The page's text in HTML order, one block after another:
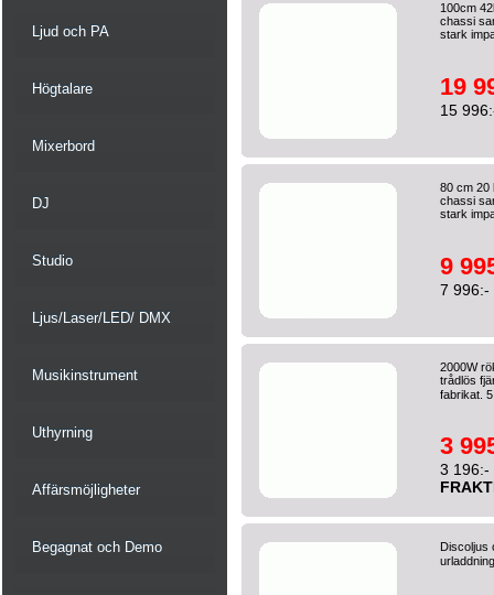
Ljud och PA
Högtalare
Mixerbord
DJ
Studio
Ljus/Laser/LED/ DMX
Musikinstrument
Uthyrning
Affärsmöjligheter
Begagnat och Demo
100cm
chassi
stark
19
15
80 cm 20
chassi
stark
9
7 996:-
2000W
trådlös
fabrikat.
3
3 196:-
Discoljus